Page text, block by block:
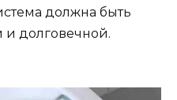
должна быть
долговечной.